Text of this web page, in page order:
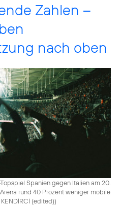
Zahlen –
nach oben
Spanien gegen Italien am 20.
rund 40 Prozent weniger mobile
(edited))